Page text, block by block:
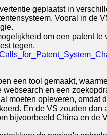
geplaatst in
Vooral in de
om een patent
tegen.
een tool gemaakt,
en een
moeten opleveren,
En de VS zouden
bijvoorbeeld China en